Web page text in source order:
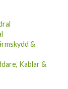
&
Kablar &